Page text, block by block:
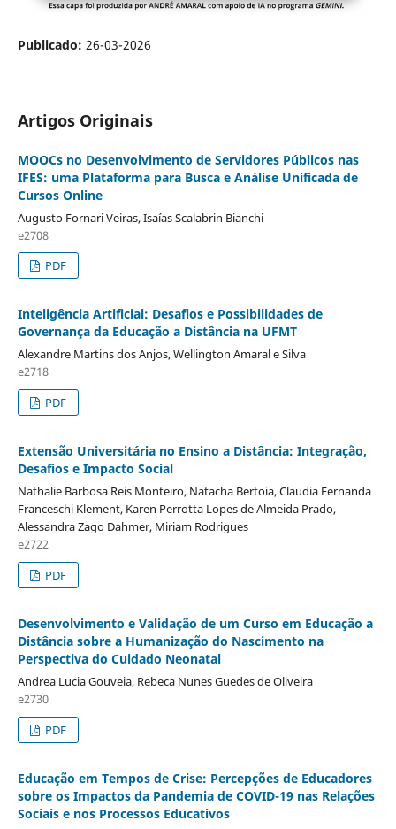
Publicado: 26-03-2026
Artigos Originais
MOOCs no Desenvolvimento de Servidores Públicos nas
IFES: uma Plataforma para Busca e Análise Unificada de
Cursos Online
Augusto Fornari Veiras, Isaías Scalabrin Bianchi
e2708
PDF
Inteligência Artificial: Desafios e Possibilidades de
Governança da Educação a Distância na UFMT
Alexandre Martins dos Anjos, Wellington Amaral e Silva
e2718
PDF
Extensão Universitária no Ensino a Distância: Integração,
Desafios e Impacto Social
Nathalie Barbosa Reis Monteiro, Natacha Bertoia, Claudia Fernanda
Franceschi Klement, Karen Perrotta Lopes de Almeida Prado,
Alessandra Zago Dahmer, Miriam Rodrigues
e2722
PDF
Desenvolvimento e Validação de um Curso em Educação a
Distância sobre a Humanização do Nascimento na
Perspectiva do Cuidado Neonatal
Andrea Lucia Gouveia, Rebeca Nunes Guedes de Oliveira
e2730
PDF
Educação em Tempos de Crise: Percepções de Educadores
sobre os Impactos da Pandemia de COVID-19 nas Relações
Sociais e nos Processos Educativos